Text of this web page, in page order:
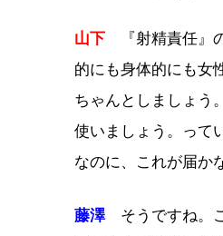
山下 『射精責任』
的にも身体的にも女
ちゃんとしましょう
使いましょう。って
なのに、これが届か
藤澤そうですね。こ